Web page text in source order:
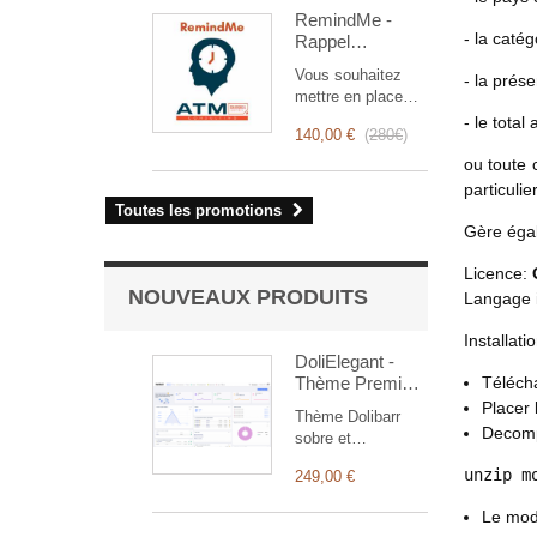
des interventions,
de la planification
à la facturation.
Conçu pour les
commerciales et
une suite complète
de fonctionnalités
pour assurer un
efficace de chaque
RemindMe -
Rappel
(mail,
événement,
notification)
Vous souhaitez
mettre en place
automatiques ?
Il permet de
programmer
rappels en fonction
d'un déclencheur.
140,00 € (280€)
Toutes les promotions
NOUVEAUX PRODUITS
DoliElegant -
Thème Premium
ERP & CRM
Thème Dolibarr
sobre et
interface discrète,
249,00 €
- la
- la
- le total
ou toute
Gère
Licence:
Placer
unzip
Le